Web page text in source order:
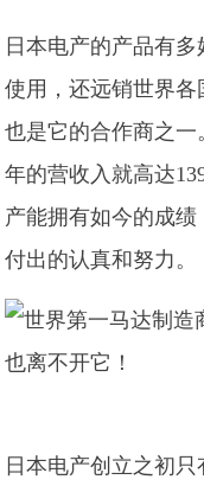
日本电产的产品有
使用，还远销世界
也是它的合作商之一
年的营收入就高达
产能拥有如今的成
付出的认真和努力。
日本电产创立之初